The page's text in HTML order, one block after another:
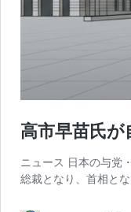
高市早苗氏
ニュース 日本の与党
総裁となり、首相と